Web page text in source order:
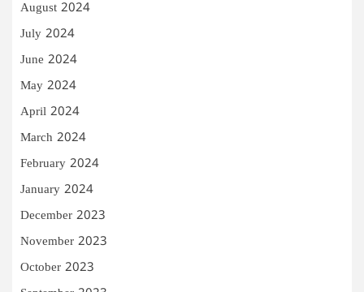
August 2024
July 2024
June 2024
May 2024
April 2024
March 2024
February 2024
January 2024
December 2023
November 2023
October 2023